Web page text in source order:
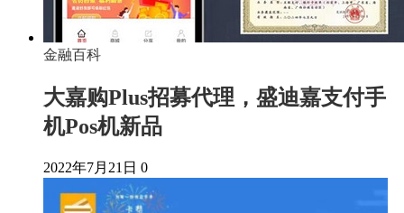
金融百科
大嘉购Plus招募代理，盛迪嘉支付手
机Pos机新品
2022年7月21日 0